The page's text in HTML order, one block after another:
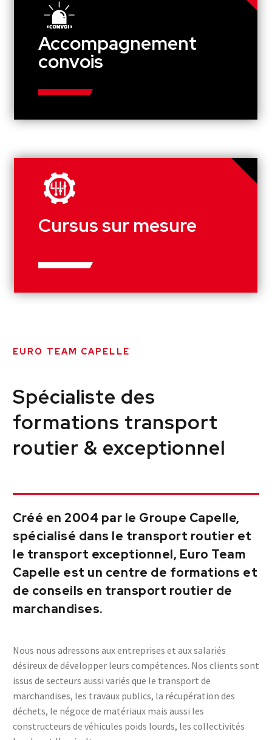
Accompagnement
convois
Cursus sur mesure
EURO TEAM CAPELLE
Spécialiste des
formations transport
routier & exceptionnel
Créé en 2004 par le Groupe Capelle,
spécialisé dans le transport routier et
le transport exceptionnel, Euro Team
Capelle est un centre de formations et
de conseils en transport routier de
marchandises.
Nous nous adressons aux entreprises et aux salariés
désireux de développer leurs compétences. Nos clients sont
issus de secteurs aussi variés que le transport de
marchandises, les travaux publics, la récupération des
déchets, le négoce de matériaux mais aussi les
constructeurs de véhicules poids lourds, les collectivités